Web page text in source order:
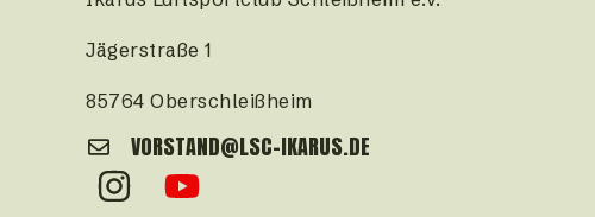
Jägerstraße 1
85764 Oberschleißheim
VORSTAND@LSC-IKARUS.DE